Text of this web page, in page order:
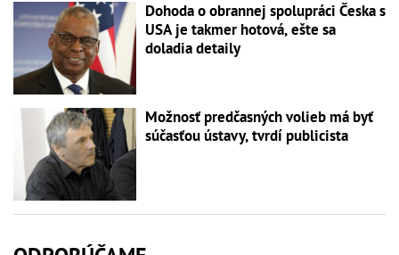
Dohoda o obrannej spolupráci Česka s
USA je takmer hotová, ešte sa
doladia detaily
Možnosť predčasných volieb má byť
súčasťou ústavy, tvrdí publicista